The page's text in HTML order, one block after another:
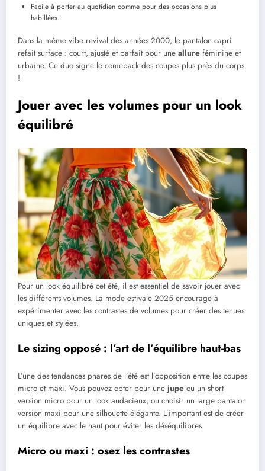
Facile à porter au quotidien comme pour des occasions plus
habillées.
Dans la même vibe revival des années 2000, le pantalon capri
refait surface : court, ajusté et parfait pour une allure féminine et
urbaine. Ce duo signe le comeback des coupes plus près du corps
!
Jouer avec les volumes pour un look
équilibré
Pour un look équilibré cet été, il est essentiel de savoir jouer avec
les différents volumes. La mode estivale 2025 encourage à
expérimenter avec les contrastes de volumes pour créer des tenues
uniques et stylées.
Le sizing opposé : l’art de l’équilibre haut-bas
L’une des tendances phares de l’été est l’opposition entre les coupes
micro et maxi. Vous pouvez opter pour une jupe ou un short
version micro pour un look audacieux, ou choisir un large pantalon
version maxi pour une silhouette élégante. L’important est de créer
un équilibre avec le haut pour éviter les déséquilibres.
Micro ou maxi : osez les contrastes